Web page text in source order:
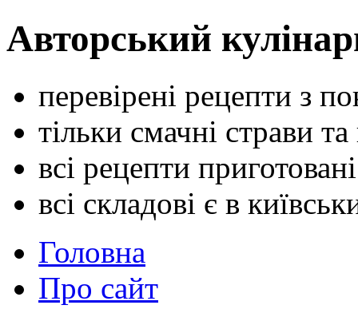
Авторський
перевірені рецепти з
тільки смачні страви та
всі рецепти
всі складові є в
Головна
Про сайт